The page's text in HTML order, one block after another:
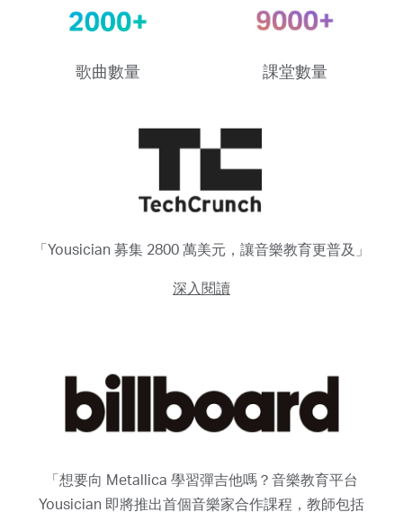
歌曲數量 課堂數量
「Yousician 募集 2800 萬美元，讓音樂教育更普及」
深入閱讀
「想要向 Metallica 學習彈吉他嗎？音樂教育平台
Yousician 即將推出首個音樂家合作課程，教師包括